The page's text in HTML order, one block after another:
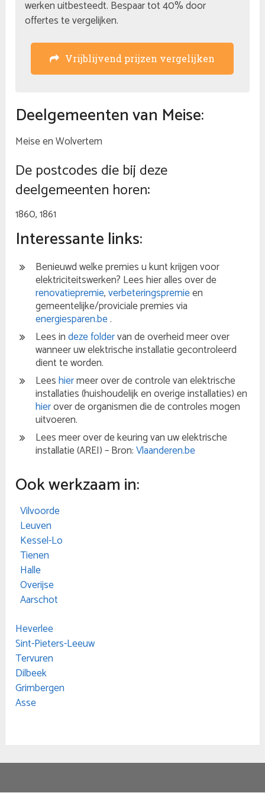
werken uitbesteedt. Bespaar tot 40% door
offertes te vergelijken.
Vrijblijvend prijzen vergelijken
Deelgemeenten van Meise:
Meise en Wolvertem
De postcodes die bij deze
deelgemeenten horen:
1860, 1861
Interessante links:
Benieuwd welke premies u kunt krijgen voor
elektriciteitswerken? Lees hier alles over de
renovatiepremie,verbeteringspremieen
gemeentelijke/proviciale premies via
energiesparen.be.
Lees indeze foldervan de overheid meer over
wanneer uw elektrische installatie gecontroleerd
dient te worden.
Leeshiermeer over de controle van elektrische
installaties (huishoudelijk en overige installaties) en
hierover de organismen die de controles mogen
uitvoeren.
Lees meer over de keuring van uw elektrische
installatie (AREI) – Bron:Vlaanderen.be
Ook werkzaam in:
Vilvoorde
Leuven
Kessel-Lo
Tienen
Halle
Overijse
Aarschot
Heverlee
Sint-Pieters-Leeuw
Tervuren
Dilbeek
Grimbergen
Asse